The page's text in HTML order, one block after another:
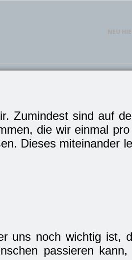
Zumindest sind auf
die wir einmal
Dieses miteinander
uns noch wichtig ist,
passieren